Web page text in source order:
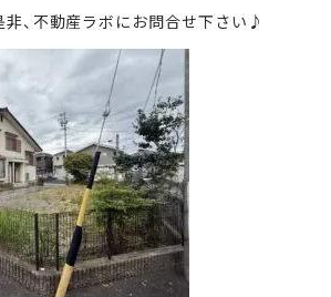
イイナミ
41-1173
ルでお問い合わせ
でお問い合わせ
、不動産ラボにお問合せ下さい♪